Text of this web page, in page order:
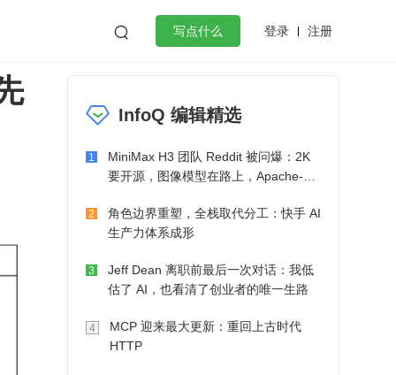
 写点什么 登录 注册
作
微服务架构 flutter
InfoQ 编辑精选
1
MiniMax H3 团队 Reddit 被问爆：2K
要开源，图像模型在路上，Apache-2.0
2
角色边界重塑，全栈取代分工：快手 AI
生产力体系成形
3
Jeff Dean 离职前最后一次对话：我低
估了 AI，也看清了创业者的唯一生路
4
MCP 迎来最大更新：重回上古时代
HTTP